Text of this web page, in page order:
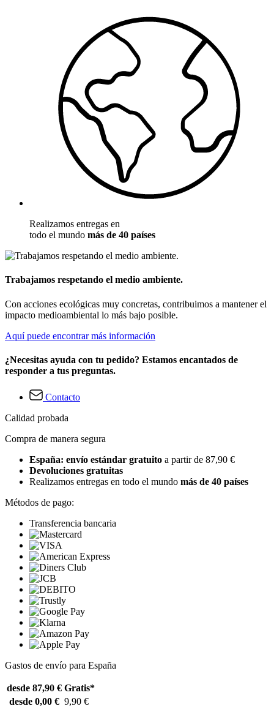
Realizamos entregas en
todo el mundo más de 40 países
Trabajamos respetando el medio ambiente.
Con acciones ecológicas muy concretas, contribuimos a mantener el
impacto medioambiental lo más bajo posible.
Aquí puede encontrar más información
¿Necesitas ayuda con tu pedido? Estamos encantados de
responder a tus preguntas.
Contacto
Calidad probada
Compra de manera segura
España: envío estándar gratuito a partir de 87,90 €
Devoluciones gratuitas
Realizamos entregas en todo el mundo más de 40 países
Métodos de pago:
Transferencia bancaria
Gastos de envío para España
desde 87,90 € Gratis*
desde 0,00 € 9,90 €